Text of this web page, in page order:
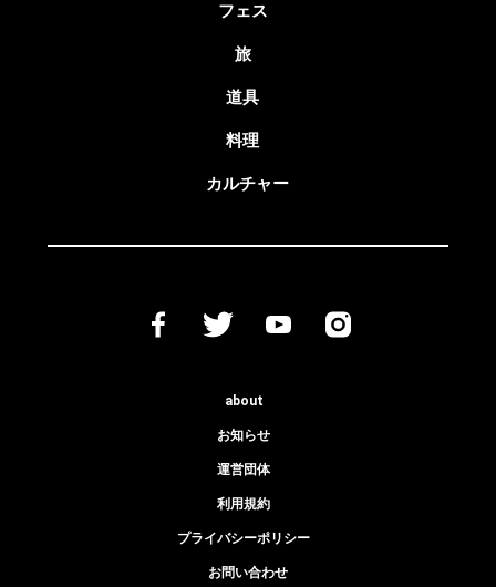
フェス
旅
道具
料理
カルチャー
about
お知らせ
運営団体
利用規約
プライバシーポリシー
お問い合わせ